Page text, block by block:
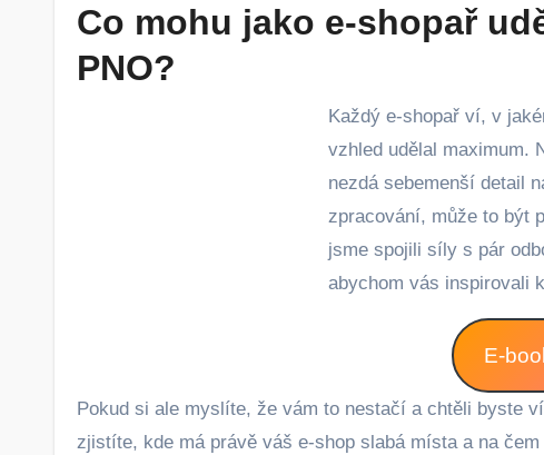
Co mohu jako e-shopař
PNO?
Každý e-shopař ví, v jakém stavu je jeho e-shop a zda pro jeho funkčnost a
vzhled udělal maximum.
nezdá sebemenší detail
zpracování, může to být
jsme spojili síly s pár
abychom vás inspirovali
E-
Pokud si ale myslíte, že vám to nestačí a chtěli byste
zjistíte, kde má právě váš e-shop slabá místa a na